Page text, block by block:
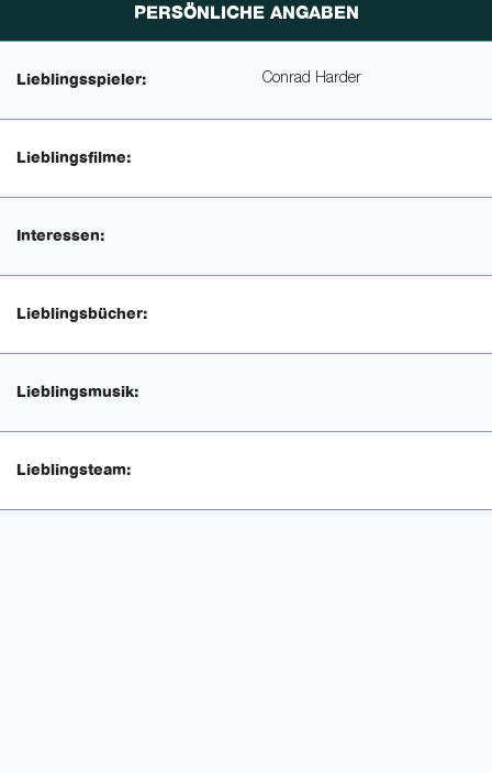
PERSÖNLICHE ANGABEN
Lieblingsspieler: Conrad Harder
Lieblingsfilme:
Interessen:
Lieblingsbücher:
Lieblingsmusik:
Lieblingsteam: